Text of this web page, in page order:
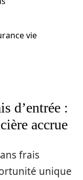
vie
d’entrée :
accrue
frais
unique